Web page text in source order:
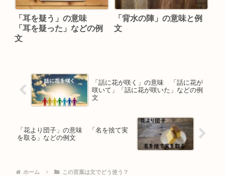
「耳を疑う」の意味
「耳を疑った」などの例
文
「背水の陣」の意味と例
文
「話に花が咲く」の意味 「話に花が
咲いて」「話に花が咲いた」などの例
文
「花より団子」の意味 「名を捨て実
を取る」などの例文
ホーム この言葉は文でどう使う？